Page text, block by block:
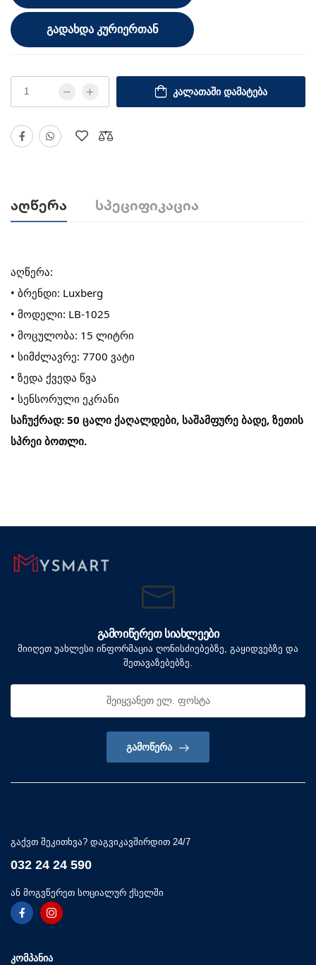
ᲒᲐᲓᲐᲮᲓᲐ ᲙᲣᲠᲘᲔᲠᲗᲐᲜ
ᲙᲐᲚᲐᲗᲐᲨᲘ ᲓᲐᲛᲐᲢᲔᲑᲐ
Აღწერა Სპეციფიკაცია
აღწერა:
• ბრენდი: Luxberg
• მოდელი: LB-1025
• მოცულობა: 15 ლიტრი
• სიმძლავრე: 7700 ვატი
• ზედა ქვედა წვა
• სენსორული ეკრანი
საჩუქრად: 50 ცალი ქაღალდები, საშამფურე ბადე, ზეთის
სპრეი ბოთლი.
ᲒᲐᲛᲝᲘᲬᲔᲠᲔᲗ ᲡᲘᲐᲮᲚᲔᲔᲑᲘ
მიიღეთ უახლესი ინფორმაცია ღონისძიებებზე, გაყიდვებზე და
შეთავაზებებზე.
ᲒᲐᲛᲝᲬᲔᲠᲐ
გაქვთ შეკითხვა? დაგვიკავშირდით 24/7
032 24 24 590
ან მოგვწერეთ სოციალურ ქსელში
ᲙᲝᲛᲞᲐᲜᲘᲐ